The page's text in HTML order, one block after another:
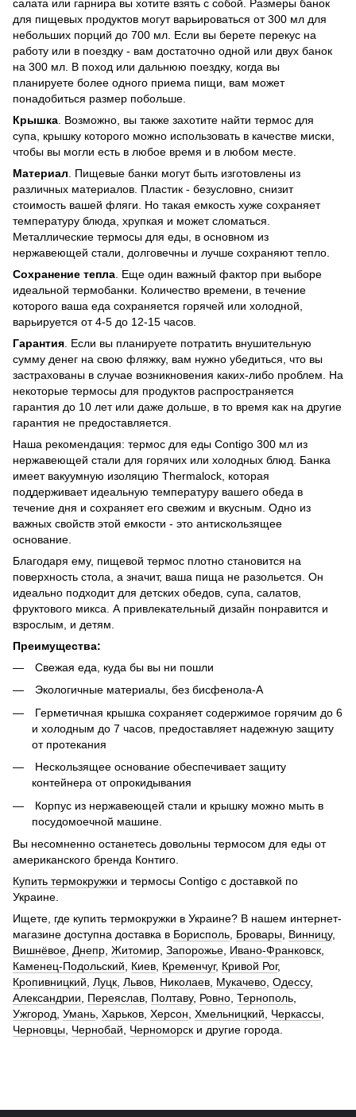
салата или гарнира вы хотите взять с собой. Размеры банок
для пищевых продуктов могут варьироваться от 300 мл для
небольших порций до 700 мл. Если вы берете перекус на
работу или в поездку - вам достаточно одной или двух банок
на 300 мл. В поход или дальнюю поездку, когда вы
планируете более одного приема пищи, вам может
понадобиться размер побольше.
Крышка . Возможно, вы также захотите найти термос для
супа, крышку которого можно использовать в качестве миски,
чтобы вы могли есть в любое время и в любом месте.
Материал . Пищевые банки могут быть изготовлены из
различных материалов. Пластик - безусловно, снизит
стоимость вашей фляги. Но такая емкость хуже сохраняет
температуру блюда, хрупкая и может сломаться.
Металлические термосы для еды, в основном из
нержавеющей стали, долговечны и лучше сохраняют тепло.
Сохранение тепла . Еще один важный фактор при выборе
идеальной термобанки. Количество времени, в течение
которого ваша еда сохраняется горячей или холодной,
варьируется от 4-5 до 12-15 часов.
Гарантия . Если вы планируете потратить внушительную
сумму денег на свою фляжку, вам нужно убедиться, что вы
застрахованы в случае возникновения каких-либо проблем. На
некоторые термосы для продуктов распространяется
гарантия до 10 лет или даже дольше, в то время как на другие
гарантия не предоставляется.
Наша рекомендация: термос для еды Contigo 300 мл из
нержавеющей стали для горячих или холодных блюд. Банка
имеет вакуумную изоляцию Thermalock, которая
поддерживает идеальную температуру вашего обеда в
течение дня и сохраняет его свежим и вкусным. Одно из
важных свойств этой емкости - это антискользящее
основание.
Благодаря ему, пищевой термос плотно становится на
поверхность стола, а значит, ваша пища не разольется. Он
идеально подходит для детских обедов, супа, салатов,
фруктового микса. А привлекательный дизайн понравится и
взрослым, и детям.
Преимущества:
Свежая еда, куда бы вы ни пошли
Экологичные материалы, без бисфенола-А
Герметичная крышка сохраняет содержимое горячим до 6
и холодным до 7 часов, предоставляет надежную защиту
от протекания
Нескользящее основание обеспечивает защиту
контейнера от опрокидывания
Корпус из нержавеющей стали и крышку можно мыть в
посудомоечной машине.
Вы несомненно останетесь довольны термосом для еды от
американского бренда Контиго.
Купить термокружки и термосы Contigo с доставкой по
Украине.
Ищете, где купить термокружки в Украине? В нашем интернет-
магазине доступна доставка в Борисполь Бровары Винницу,
Вишнёвое Днепр Житомир Запорожье Ивано-Франковск
Каменец-Подольский
Киев Кременчуг, Кривой Рог,
Кропивницкий Луцк Львов Николаев Мукачево Одессу,
Александрии
Переяслав Полтаву, Ровно Тернополь
Ужгород Умань Харьков Херсон Хмельницкий Черкассы
Черновцы Чернобай Черноморск и другие города.